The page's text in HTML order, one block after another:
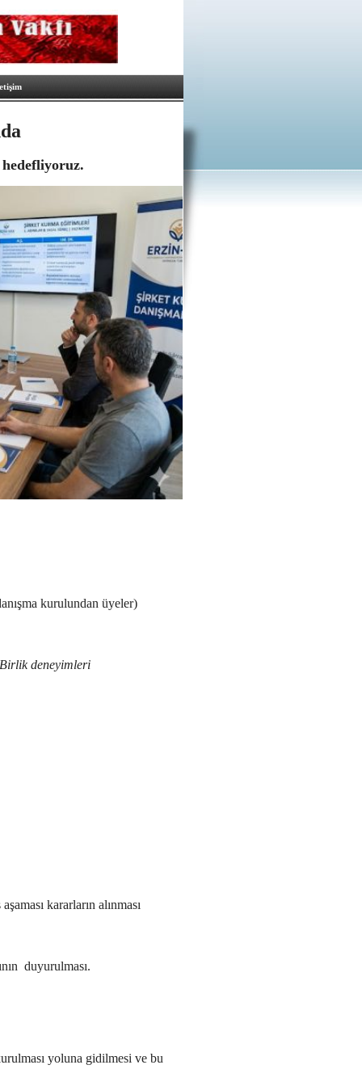
kurulundan üyeler)
deneyimleri
kararların alınması
duyurulması.
yoluna gidilmesi ve bu